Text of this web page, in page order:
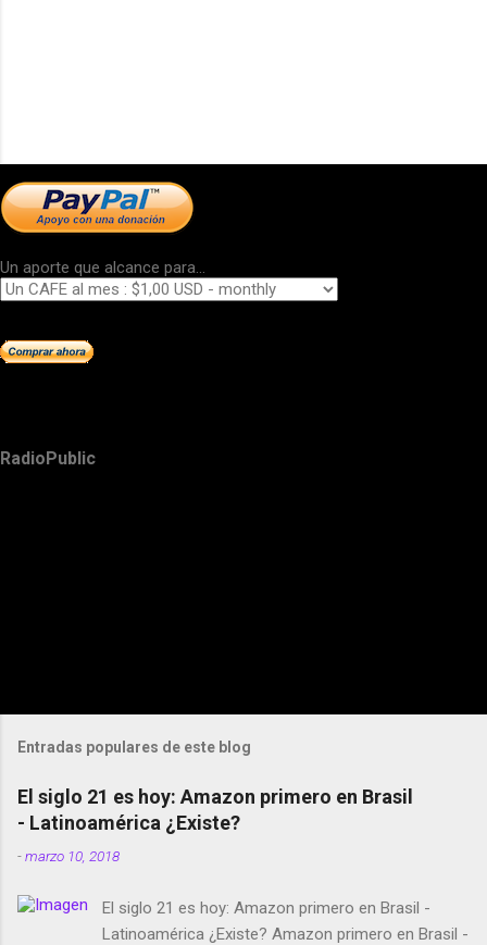
Un aporte que alcance para...
RadioPublic
Entradas populares de este blog
El siglo 21 es hoy: Amazon primero en Brasil
- Latinoamérica ¿Existe?
-marzo 10, 2018
El siglo 21 es hoy: Amazon primero en Brasil -
Latinoamérica ¿Existe? Amazon primero en Brasil -